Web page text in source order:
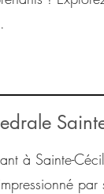
à Sainte-